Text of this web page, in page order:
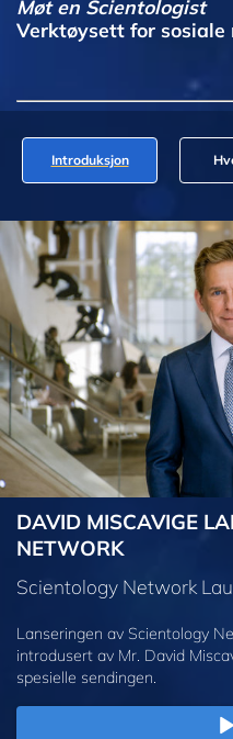
Møt en Scientologist
Verktøysett for sosiale
Introduksjon
DAVID MISCAVIGE
NETWORK
Scientology Network
Lanseringen av Scientology
introdusert av Mr. David
spesielle sendingen.